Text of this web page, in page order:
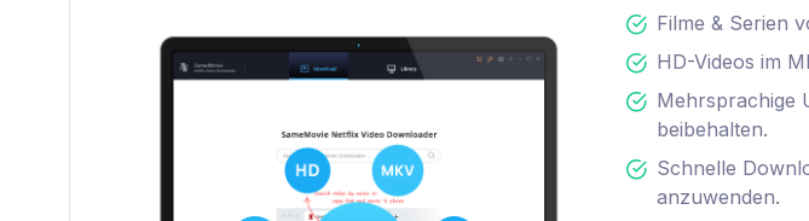
Filme & Serien
HD-Videos im
Mehrsprachige
beibehalten.
Schnelle
anzuwenden.